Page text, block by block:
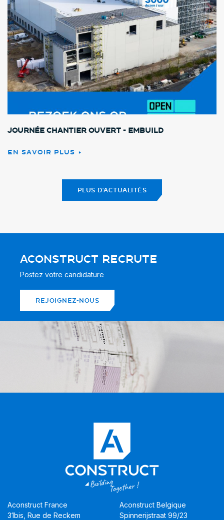
Journée chantier ouvert - Embuild
EN SAVOIR PLUS
PLUS D'ACTUALITÉS
ACONSTRUCT RECRUTE
Postez votre candidature
REJOIGNEZ-NOUS
Aconstruct France
31bis, Rue de Reckem
Aconstruct Belgique
Spinnerijstraat 99/23